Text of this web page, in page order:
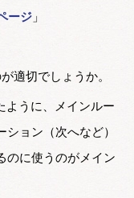
ージ 」
適切でしょうか。
ように、メインルー
ョン（次へなど）
のに使うのがメイン